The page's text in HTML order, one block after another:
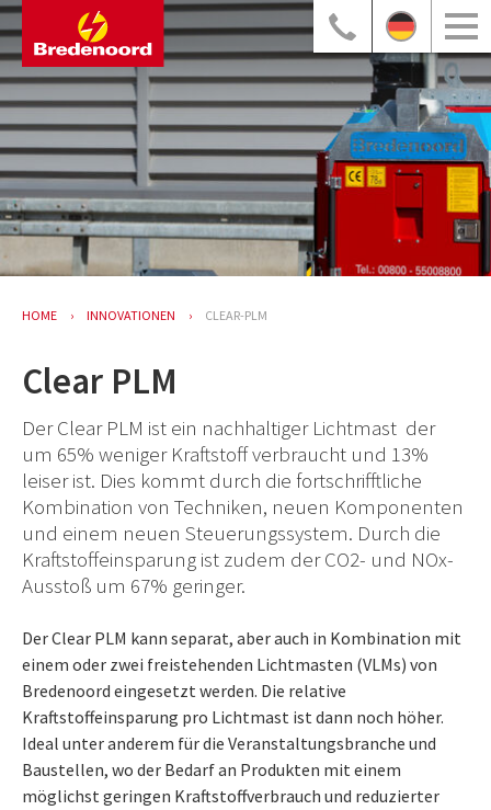
HOME INNOVATIONEN CLEAR-PLM
Clear PLM
Der Clear PLM ist ein nachhaltiger Lichtmast der
um 65% weniger Kraftstoff verbraucht und 13%
leiser ist. Dies kommt durch die fortschrifftliche
Kombination von Techniken, neuen Komponenten
und einem neuen Steuerungssystem. Durch die
Kraftstoffeinsparung ist zudem der CO2- und NOx-
Ausstoß um 67% geringer.
Der Clear PLM kann separat, aber auch in Kombination mit
einem oder zwei freistehenden Lichtmasten (VLMs) von
Bredenoord eingesetzt werden. Die relative
Kraftstoffeinsparung pro Lichtmast ist dann noch höher.
Ideal unter anderem für die Veranstaltungsbranche und
Baustellen, wo der Bedarf an Produkten mit einem
möglichst geringen Kraftstoffverbrauch und reduzierter